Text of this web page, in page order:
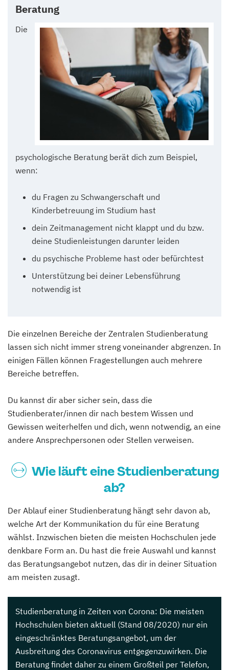
Beratung
Die
psychologische Beratung berät dich zum Beispiel,
wenn:
du Fragen zu Schwangerschaft und
Kinderbetreuung im Studium hast
dein Zeitmanagement nicht klappt und du bzw.
deine Studienleistungen darunter leiden
du psychische Probleme hast oder befürchtest
Unterstützung bei deiner Lebensführung
notwendig ist
Die einzelnen Bereiche der Zentralen Studienberatung
lassen sich nicht immer streng voneinander abgrenzen. In
einigen Fällen können Fragestellungen auch mehrere
Bereiche betreffen.
Du kannst dir aber sicher sein, dass die
Studienberater/innen dir nach bestem Wissen und
Gewissen weiterhelfen und dich, wenn notwendig, an eine
andere Ansprechpersonen oder Stellen verweisen.
Wie läuft eine Studienberatung
ab?
Der Ablauf einer Studienberatung hängt sehr davon ab,
welche Art der Kommunikation du für eine Beratung
wählst. Inzwischen bieten die meisten Hochschulen jede
denkbare Form an. Du hast die freie Auswahl und kannst
das Beratungsangebot nutzen, das dir in deiner Situation
am meisten zusagt.
Studienberatung in Zeiten von Corona: Die meisten
Hochschulen bieten aktuell (Stand 08/2020) nur ein
eingeschränktes Beratungsangebot, um der
Ausbreitung des Coronavirus entgegenzuwirken. Die
Beratung findet daher zu einem Großteil per Telefon,